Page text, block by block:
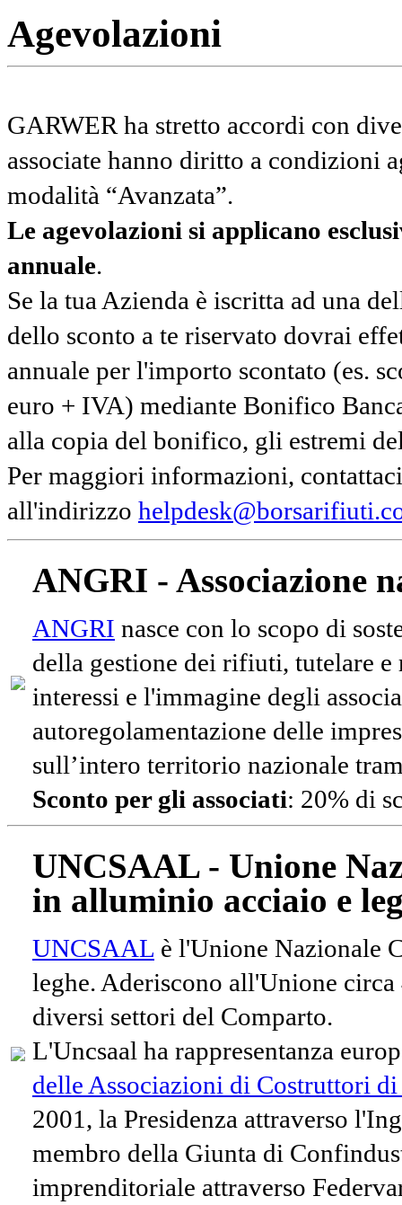
Agevolazioni
GARWER ha stretto accordi con
associate hanno diritto a condizioni
modalità “Avanzata”.
Le agevolazioni si applicano
annuale.
Se la tua Azienda è iscritta ad una
dello sconto a te riservato dovrai
annuale per l'importo scontato (es.
euro + IVA) mediante Bonifico
alla copia del bonifico, gli estremi
Per maggiori informazioni,
all'indirizzo
ANGRI - Associazione
ANGRI nasce con lo scopo di
della gestione dei rifiuti, tutelare e
interessi e l'immagine degli
autoregolamentazione delle
sull’intero territorio nazionale
Sconto per gli associati: 20% di
UNCSAAL - Unione
in alluminio acciaio e
UNCSAAL è l'Unione Nazionale
leghe. Aderiscono all'Unione
diversi settori del Comparto.
L'Uncsaal ha rappresentanza
delle Associazioni di Costruttori
2001, la Presidenza attraverso
membro della Giunta di
imprenditoriale attraverso